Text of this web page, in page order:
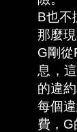
B也不
那麼
G剛
息，
的違約
每個
費，G